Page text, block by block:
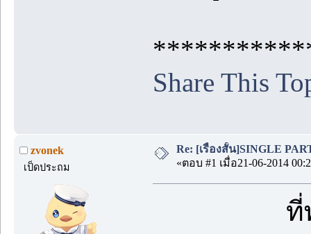
Share This
zvonek
เป็ดประถม
Re: [เรื่องสั้น]SINGLE
«ตอบ #1 เมื่อ21-06-2014
ที่